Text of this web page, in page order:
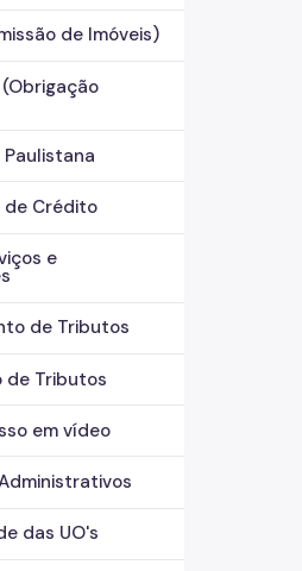
de Imóveis)
de Crédito
e
de Tributos
de Tributos
em vídeo
das UO's